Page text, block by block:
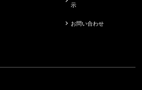
示
お問い合わせ